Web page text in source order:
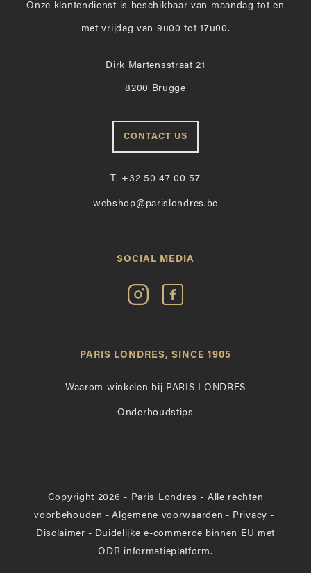
Onze klantendienst is beschikbaar van maandag tot en
met vrijdag van 9u00 tot 17u00.
Dirk Martensstraat 21
8200 Brugge
CONTACT US
T. +32 50 47 00 57
webshop@parislondres.be
SOCIAL MEDIA
Volg
Paris
Instagram
Vind
op
PARIS LONDRES, SINCE 1905
Waarom winkelen bij PARIS LONDRES
Onderhoudstips
Copyright 2026 - Paris Londres - Alle rechten
voorbehouden - Algemene voorwaarden - Privacy -
Disclaimer - Duidelijke e-commerce binnen EU met
ODR informatieplatform.